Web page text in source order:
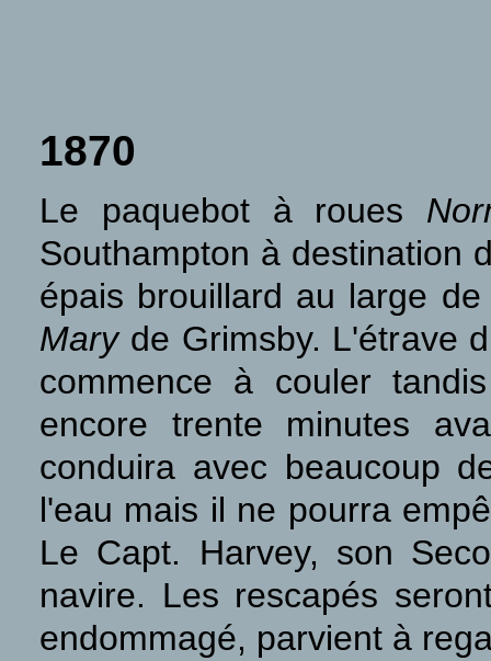
1870
Le paquebot à roues
Southampton à destination
épais brouillard au large
Maryde Grimsby. L'étrave
commence à couler
encore trente minutes
conduira avec beaucoup
l'eau mais il ne pourra
Le Capt. Harvey, son
navire. Les rescapés
endommagé, parvient à